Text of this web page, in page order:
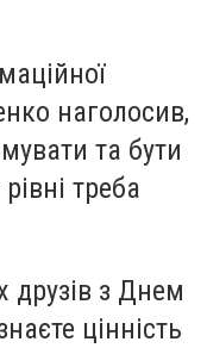
наголосив,
та бути
треба
з Днем
цінність